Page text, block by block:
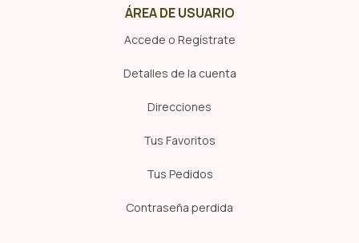
ÁREA DE USUARIO
Accede o Regístrate
Detalles de la cuenta
Direcciones
Tus Favoritos
Tus Pedidos
Contraseña perdida